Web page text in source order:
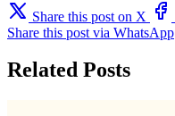
Share this post on X
Share this post via WhatsApp
Related Posts